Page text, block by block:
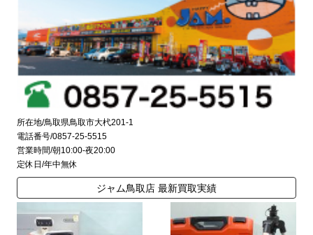
所在地/鳥取県鳥取市大杙201-1
電話番号/0857-25-5515
営業時間/朝10:00-夜20:00
定休日/年中無休
ジャム鳥取店 最新買取実績